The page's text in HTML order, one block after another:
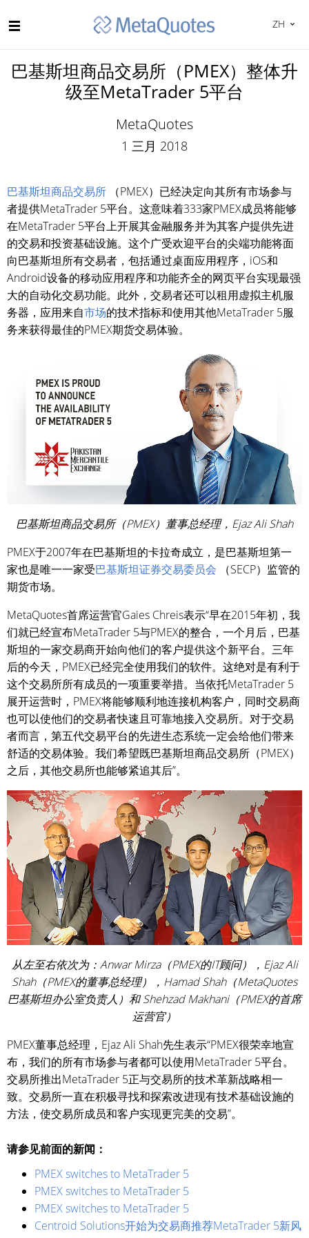
ZH
巴基斯坦商品交易所（PMEX）整体升
级至MetaTrader 5平台
MetaQuotes
1 三月 2018
巴基斯坦商品交易所 （PMEX）已经决定向其所有市场参与
者提供MetaTrader 5平台。这意味着333家PMEX成员将能够
在MetaTrader 5平台上开展其金融服务并为其客户提供先进
的交易和投资基础设施。这个广受欢迎平台的尖端功能将面
向巴基斯坦所有交易者，包括通过桌面应用程序，iOS和
Android设备的移动应用程序和功能齐全的网页平台实现最强
大的自动化交易功能。此外，交易者还可以租用虚拟主机服
务器，应用来自市场的技术指标和使用其他MetaTrader 5服
务来获得最佳的PMEX期货交易体验。
巴基斯坦商品交易所（PMEX）董事总经理，Ejaz Ali Shah
PMEX于2007年在巴基斯坦的卡拉奇成立，是巴基斯坦第一
家也是唯一一家受巴基斯坦证券交易委员会 （SECP）监管的
期货市场。
MetaQuotes首席运营官Gaies Chreis表示“早在2015年初，我
们就已经宣布MetaTrader 5与PMEX的整合，一个月后，巴基
斯坦的一家交易商开始向他们的客户提供这个新平台。三年
后的今天，PMEX已经完全使用我们的软件。这绝对是有利于
这个交易所所有成员的一项重要举措。当依托MetaTrader 5
展开运营时，PMEX将能够顺利地连接机构客户，同时交易商
也可以使他们的交易者快速且可靠地接入交易所。对于交易
者而言，第五代交易平台的先进生态系统一定会给他们带来
舒适的交易体验。我们希望既巴基斯坦商品交易所（PMEX）
之后，其他交易所也能够紧追其后”。
从左至右依次为：Anwar Mirza（PMEX的IT顾问），Ejaz Ali
Shah（PMEX的董事总经理），Hamad Shah（MetaQuotes
巴基斯坦办公室负责人）和 Shehzad Makhani（PMEX的首席
运营官）
PMEX董事总经理，Ejaz Ali Shah先生表示“PMEX很荣幸地宣
布，我们的所有市场参与者都可以使用MetaTrader 5平台。
交易所推出MetaTrader 5正与交易所的技术革新战略相一
致。交易所一直在积极寻找和探索改进现有技术基础设施的
方法，使交易所成员和客户实现更完美的交易”。
请参见前面的新闻：
PMEX switches to MetaTrader 5
PMEX switches to MetaTrader 5
PMEX switches to MetaTrader 5
Centroid Solutions开始为交易商推荐MetaTrader 5新风